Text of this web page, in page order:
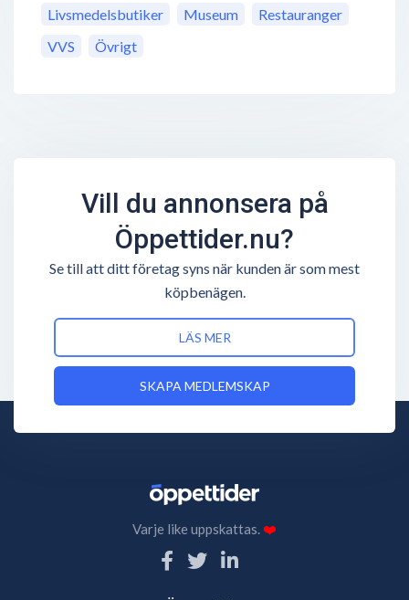
Livsmedelsbutiker
Museum
Restauranger
VVS
Övrigt
Vill du annonsera på
Öppettider.nu?
Se till att ditt företag syns när kunden är som mest
köpbenägen.
LÄS MER
SKAPA MEDLEMSKAP
Varje like uppskattas.❤️